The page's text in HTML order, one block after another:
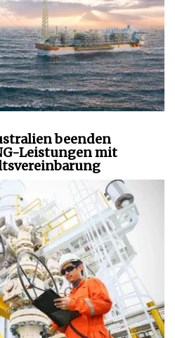
beenden
Leistungen mit